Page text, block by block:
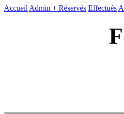
Accueil Admin + Réservés Effectués